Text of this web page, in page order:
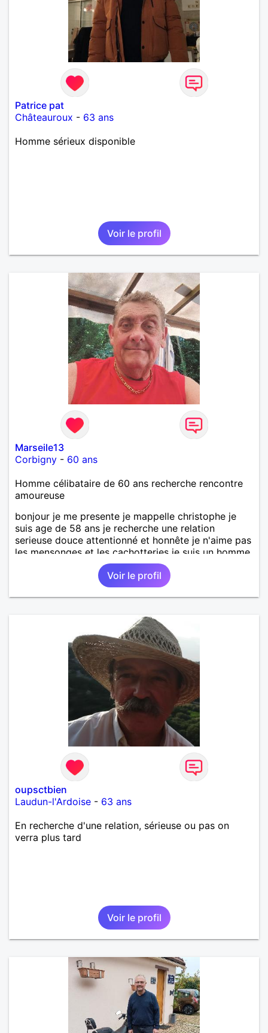
Patrice pat
Châteauroux - 63 ans
Homme sérieux disponible
Voir le profil
Marseile13
Corbigny - 60 ans
Homme célibataire de 60 ans recherche rencontre
amoureuse
bonjour je me presente je mappelle christophe je
suis age de 58 ans je recherche une relation
serieuse douce attentionné et honnête je n'aime pas
les mensonges et les cachotteries je suis un homme
sensible doux câlin et franc. PS je n'habite pas à
Marseille mes fans de l'équipe de l'OM je suis du
département de la Nièvre 58
Voir le profil
oupsctbien
Laudun-l'Ardoise - 63 ans
En recherche d'une relation, sérieuse ou pas on
verra plus tard
Voir le profil